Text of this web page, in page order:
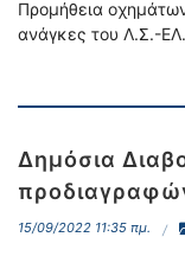
Προμήθεια
ανάγκες του Λ.Σ.-
Δημόσια
15/09/2022 11:35 πμ.